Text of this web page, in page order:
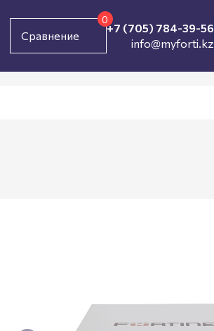
Сравнение
0
+7 (705) 784-39-56
info@myforti.kz